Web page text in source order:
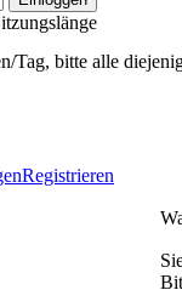
bitte alle
Registrieren